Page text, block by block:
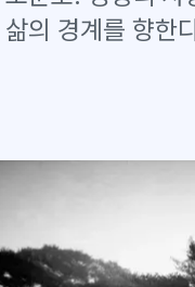
삶의 경계를 향한